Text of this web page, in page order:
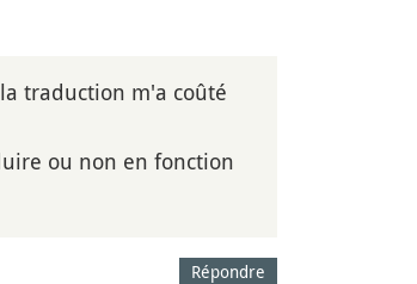
traduction m'a coûté
ou non en fonction
Répondre